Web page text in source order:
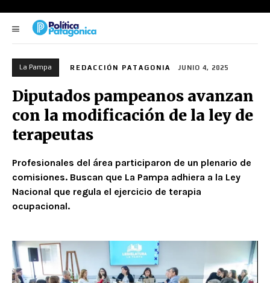
La Pampa REDACCIÓN PATAGONIA JUNIO 4, 2025
Diputados pampeanos avanzan
con la modificación de la ley de
terapeutas
Profesionales del área participaron de un plenario de
comisiones. Buscan que La Pampa adhiera a la Ley
Nacional que regula el ejercicio de terapia
ocupacional.